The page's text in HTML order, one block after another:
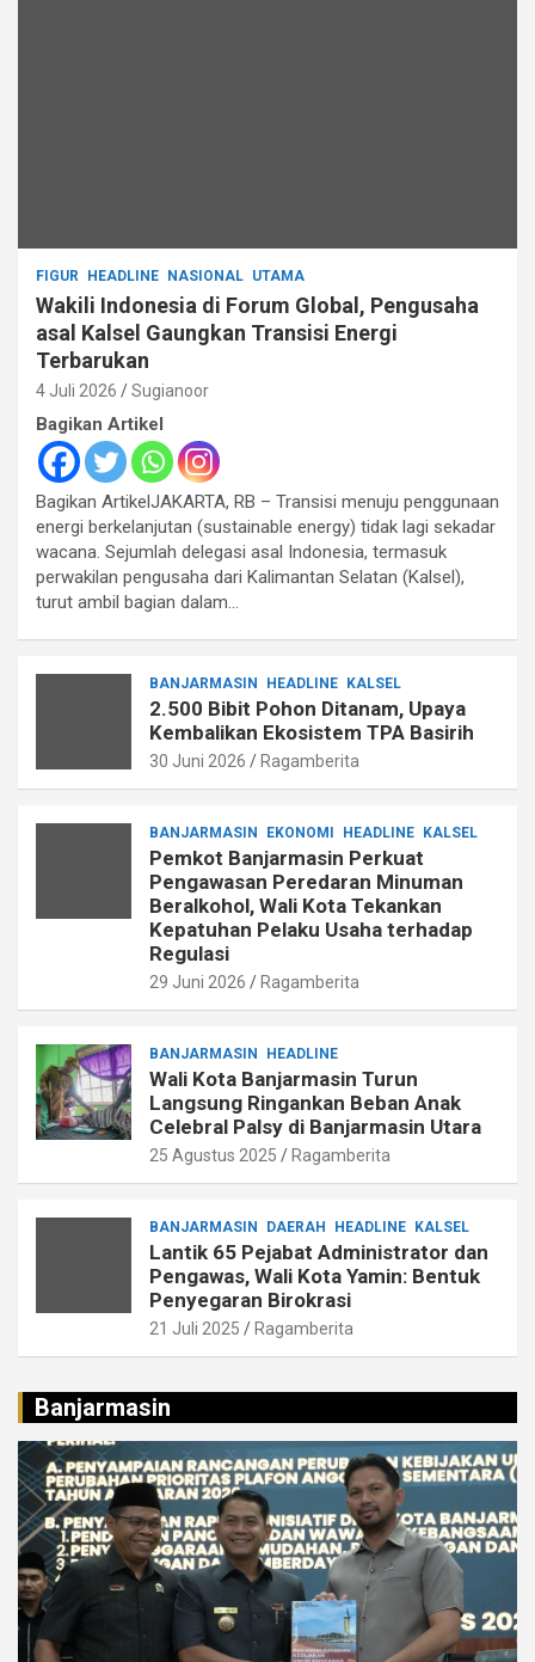
FIGUR HEADLINE NASIONAL UTAMA
Wakili Indonesia di Forum Global, Pengusaha
asal Kalsel Gaungkan Transisi Energi
Terbarukan
4 Juli 2026 Sugianoor
Bagikan Artikel
Bagikan ArtikelJAKARTA, RB – Transisi menuju penggunaan
energi berkelanjutan (sustainable energy) tidak lagi sekadar
wacana. Sejumlah delegasi asal Indonesia, termasuk
perwakilan pengusaha dari Kalimantan Selatan (Kalsel),
turut ambil bagian dalam…
BANJARMASIN HEADLINE KALSEL
2.500 Bibit Pohon Ditanam, Upaya
Kembalikan Ekosistem TPA Basirih
30 Juni 2026 Ragamberita
BANJARMASIN EKONOMI HEADLINE KALSEL
Pemkot Banjarmasin Perkuat
Pengawasan Peredaran Minuman
Beralkohol, Wali Kota Tekankan
Kepatuhan Pelaku Usaha terhadap
Regulasi
29 Juni 2026 Ragamberita
BANJARMASIN HEADLINE
Wali Kota Banjarmasin Turun
Langsung Ringankan Beban Anak
Celebral Palsy di Banjarmasin Utara
25 Agustus 2025 Ragamberita
BANJARMASIN DAERAH HEADLINE KALSEL
Lantik 65 Pejabat Administrator dan
Pengawas, Wali Kota Yamin: Bentuk
Penyegaran Birokrasi
21 Juli 2025 Ragamberita
Banjarmasin